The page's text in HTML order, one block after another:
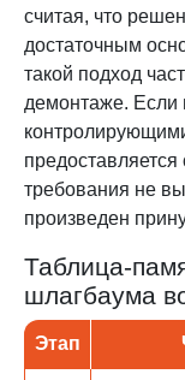
считая, что
достаточным
такой подход
демонтаже.
требования не
произведен
Таблица-
шлагбаума
Этап